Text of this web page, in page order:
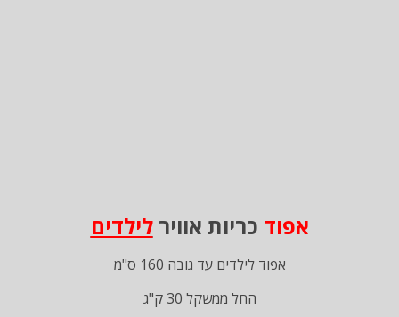
אפוד כריות אווירלילדים
אפוד לילדים עד גובה 160 ס"מ
החל ממשקל 30 ק"ג